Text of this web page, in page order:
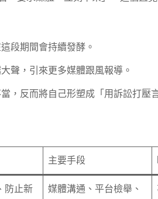
段期間會持續發酵。
聲，引來更多媒體跟風報導。
，反而將自己形塑成「用訴訟打壓
主要手段
防止新
媒體溝通、平台檢舉、